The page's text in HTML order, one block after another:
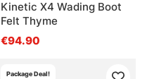
Kinetic X4 Wading Boot
Felt Thyme
€94.90
Package Deal!